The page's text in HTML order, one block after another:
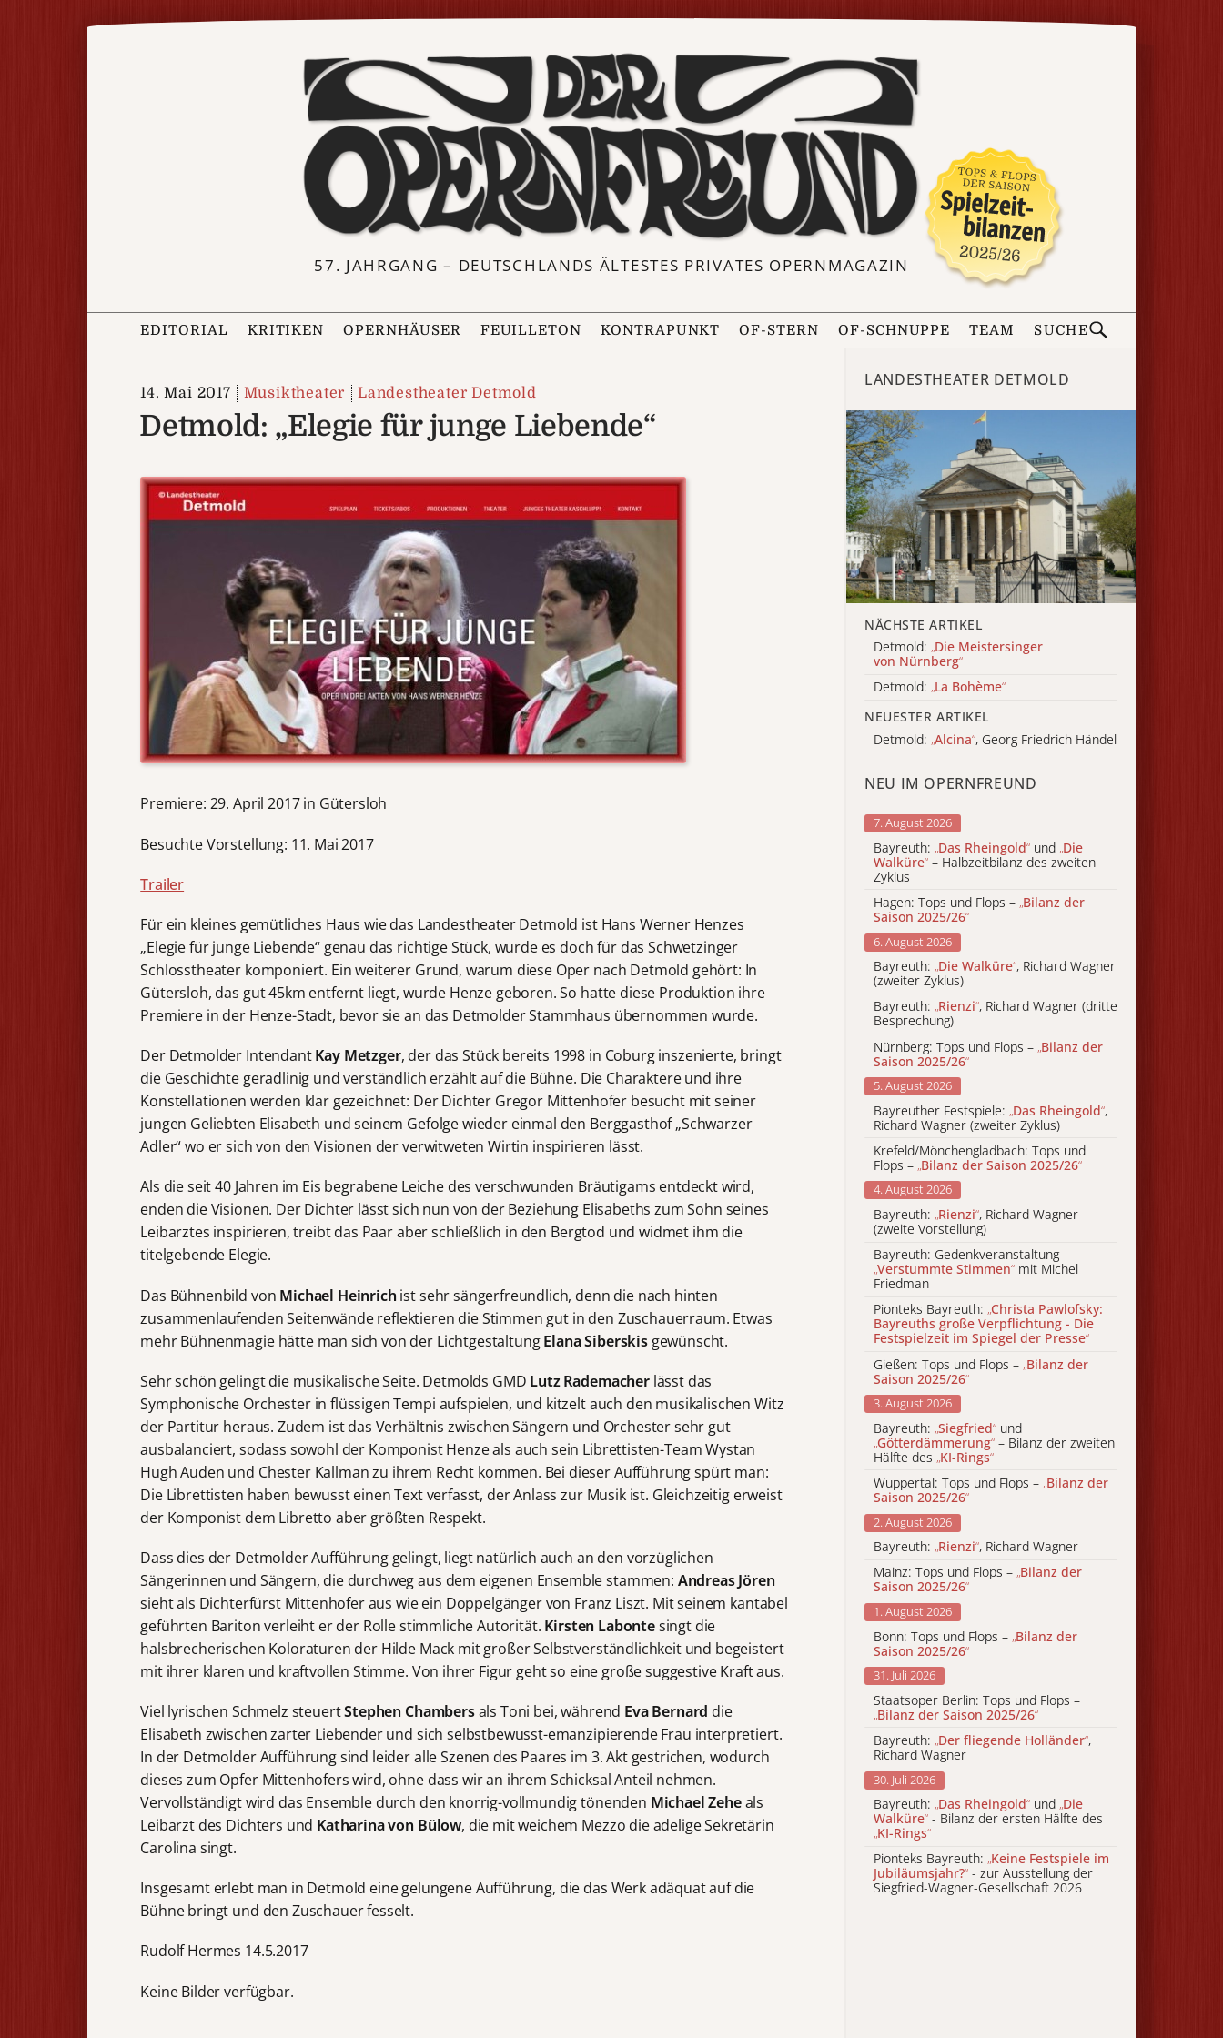
57. JAHRGANG – DEUTSCHLANDS ÄLTESTES PRIVATES OPERNMAGAZIN
EDITORIAL KRITIKEN OPERNHÄUSER FEUILLETON KONTRAPUNKT OF-STERN OF-SCHNUPPE TEAM SUCHE
14. Mai 2017 Musiktheater Landestheater Detmold
Detmold: „Elegie für junge Liebende“
Premiere: 29. April 2017 in Gütersloh
Besuchte Vorstellung: 11. Mai 2017
Trailer
Für ein kleines gemütliches Haus wie das Landestheater Detmold ist Hans Werner Henzes
„Elegie für junge Liebende“ genau das richtige Stück, wurde es doch für das Schwetzinger
Schlosstheater komponiert. Ein weiterer Grund, warum diese Oper nach Detmold gehört: In
Gütersloh, das gut 45km entfernt liegt, wurde Henze geboren. So hatte diese Produktion ihre
Premiere in der Henze-Stadt, bevor sie an das Detmolder Stammhaus übernommen wurde.
Der Detmolder IntendantKay Metzger, der das Stück bereits 1998 in Coburg inszenierte, bringt
die Geschichte geradlinig und verständlich erzählt auf die Bühne. Die Charaktere und ihre
Konstellationen werden klar gezeichnet: Der Dichter Gregor Mittenhofer besucht mit seiner
jungen Geliebten Elisabeth und seinem Gefolge wieder einmal den Berggasthof „Schwarzer
Adler“ wo er sich von den Visionen der verwitweten Wirtin inspirieren lässt.
Als die seit 40 Jahren im Eis begrabene Leiche des verschwunden Bräutigams entdeckt wird,
enden die Visionen. Der Dichter lässt sich nun von der Beziehung Elisabeths zum Sohn seines
Leibarztes inspirieren, treibt das Paar aber schließlich in den Bergtod und widmet ihm die
titelgebende Elegie.
Das Bühnenbild von Michael Heinrichist sehr sängerfreundlich, denn die nach hinten
zusammenlaufenden Seitenwände reflektieren die Stimmen gut in den Zuschauerraum. Etwas
mehr Bühnenmagie hätte man sich von der LichtgestaltungElana Siberskisgewünscht.
Sehr schön gelingt die musikalische Seite. Detmolds GMD Lutz Rademacherlässt das
Symphonische Orchester in flüssigen Tempi aufspielen, und kitzelt auch den musikalischen Witz
der Partitur heraus. Zudem ist das Verhältnis zwischen Sängern und Orchester sehr gut
ausbalanciert, sodass sowohl der Komponist Henze als auch sein Librettisten-Team Wystan
Hugh Auden und Chester Kallman zu ihrem Recht kommen. Bei dieser Aufführung spürt man:
Die Librettisten haben bewusst einen Text verfasst, der Anlass zur Musik ist. Gleichzeitig erweist
der Komponist dem Libretto aber größten Respekt.
Dass dies der Detmolder Aufführung gelingt, liegt natürlich auch an den vorzüglichen
Sängerinnen und Sängern, die durchweg aus dem eigenen Ensemble stammen: Andreas Jören
sieht als Dichterfürst Mittenhofer aus wie ein Doppelgänger von Franz Liszt. Mit seinem kantabel
geführten Bariton verleiht er der Rolle stimmliche Autorität. Kirsten Labontesingt die
halsbrecherischen Koloraturen der Hilde Mack mit großer Selbstverständlichkeit und begeistert
mit ihrer klaren und kraftvollen Stimme. Von ihrer Figur geht so eine große suggestive Kraft aus.
Viel lyrischen Schmelz steuertStephen Chambersals Toni bei, während Eva Bernard die
Elisabeth zwischen zarter Liebender und sich selbstbewusst-emanzipierende Frau interpretiert.
In der Detmolder Aufführung sind leider alle Szenen des Paares im 3. Akt gestrichen, wodurch
dieses zum Opfer Mittenhofers wird, ohne dass wir an ihrem Schicksal Anteil nehmen.
Vervollständigt wird das Ensemble durch den knorrig-vollmundig tönenden Michael Zeheals
Leibarzt des Dichters und Katharina von Bülow, die mit weichem Mezzo die adelige Sekretärin
Carolina singt.
Insgesamt erlebt man in Detmold eine gelungene Aufführung, die das Werk adäquat auf die
Bühne bringt und den Zuschauer fesselt.
Rudolf Hermes 14.5.2017
Keine Bilder verfügbar.
LANDESTHEATER DETMOLD
NÄCHSTE ARTIKEL
Detmold: „Die Meistersinger
von Nürnberg“
Detmold: „La Bohème“
NEUESTER ARTIKEL
Detmold: „Alcina“, Georg Friedrich Händel
NEU IM OPERNFREUND
7. August 2026
Bayreuth: „Das Rheingold“ und „Die
Walküre“ – Halbzeitbilanz des zweiten
Zyklus
Hagen: Tops und Flops – „Bilanz der
Saison 2025/26“
6. August 2026
Bayreuth: „Die Walküre“, Richard Wagner
(zweiter Zyklus)
Bayreuth: „Rienzi“, Richard Wagner (dritte
Besprechung)
Nürnberg: Tops und Flops – „Bilanz der
Saison 2025/26“
5. August 2026
Bayreuther Festspiele: „Das Rheingold“,
Richard Wagner (zweiter Zyklus)
Krefeld/Mönchengladbach: Tops und
Flops – „Bilanz der Saison 2025/26“
4. August 2026
Bayreuth: „Rienzi“, Richard Wagner
(zweite Vorstellung)
Bayreuth: Gedenkveranstaltung
„Verstummte Stimmen“ mit Michel
Friedman
Pionteks Bayreuth: „Christa Pawlofsky:
Bayreuths große Verpflichtung - Die
Festspielzeit im Spiegel der Presse“
Gießen: Tops und Flops – „Bilanz der
Saison 2025/26“
3. August 2026
Bayreuth: „Siegfried“ und
„Götterdämmerung“ – Bilanz der zweiten
Hälfte des „KI-Rings“
Wuppertal: Tops und Flops – „Bilanz der
Saison 2025/26“
2. August 2026
Bayreuth: „Rienzi“, Richard Wagner
Mainz: Tops und Flops – „Bilanz der
Saison 2025/26“
1. August 2026
Bonn: Tops und Flops – „Bilanz der
Saison 2025/26“
31. Juli 2026
Staatsoper Berlin: Tops und Flops –
„Bilanz der Saison 2025/26“
Bayreuth: „Der fliegende Holländer“,
Richard Wagner
30. Juli 2026
Bayreuth: „Das Rheingold“ und „Die
Walküre“ - Bilanz der ersten Hälfte des
„KI-Rings“
Pionteks Bayreuth: „Keine Festspiele im
Jubiläumsjahr?“ - zur Ausstellung der
Siegfried-Wagner-Gesellschaft 2026